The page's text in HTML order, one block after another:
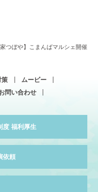
家つぼや】こまんばマルシェ開催
策
ムービー
問い合わせ
度 福利厚生
依頼